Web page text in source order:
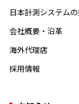
日本計測システム
会社概要・沿革
海外代理店
採用情報